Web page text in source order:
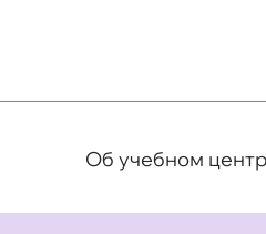
Об учебном